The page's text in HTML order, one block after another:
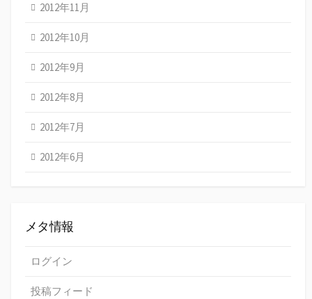
2012年11月
2012年10月
2012年9月
2012年8月
2012年7月
2012年6月
メタ情報
ログイン
投稿フィード